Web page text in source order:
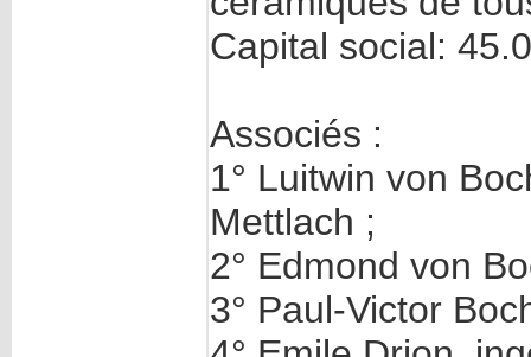
Capital social:
Associés :
1° Luitwin von
Mettlach ;
2° Edmond von
3° Paul-Victor